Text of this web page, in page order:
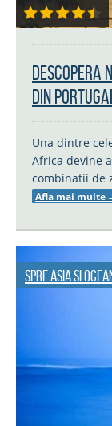
Descopera
din
Una dintre
Africa devine
combinatii de
Afla mai multe
Spre Asia si